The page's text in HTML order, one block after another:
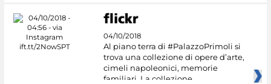
04/10/2018
Al piano terra di #PalazzoPrimoli si
trova una collezione di opere d’arte,
cimeli napoleonici, memorie
familiari. La collezione